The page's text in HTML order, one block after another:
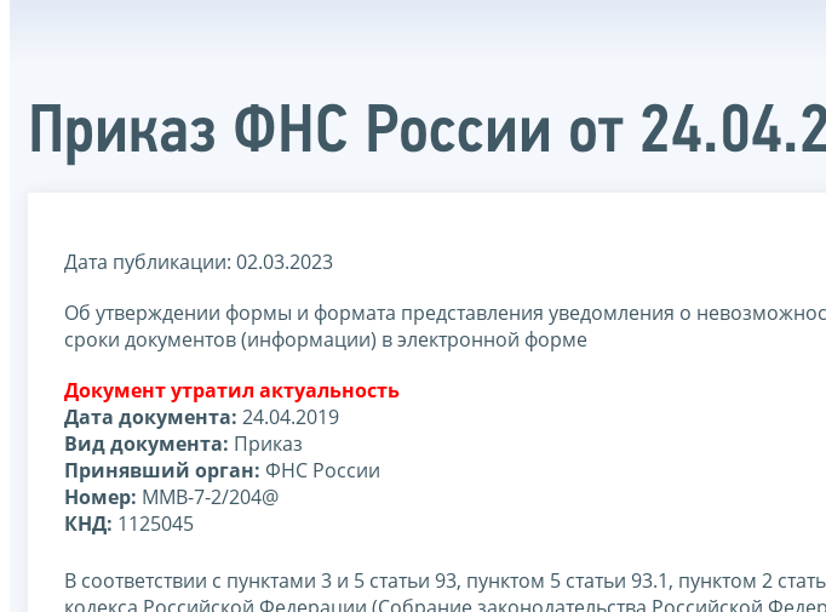
Приказ ФНС России от
Дата публикации: 02.03.2023
Об утверждении формы и формата представления уведомления о
сроки документов (информации) в электронной форме
Документ утратил актуальность
Дата документа: 24.04.2019
Вид документа: Приказ
Принявший орган: ФНС России
Номер: ММВ-7-2/204@
КНД: 1125045
В соответствии с пунктами 3 и 5 статьи 93, пунктом 5 статьи 93.1, пунктом 2
кодекса Российской Федерации (Собрание законодательства Российской